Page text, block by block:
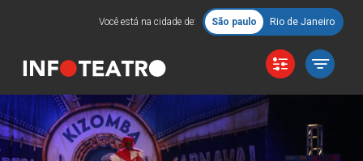
Você está na cidade de: São paulo Rio de Janeiro